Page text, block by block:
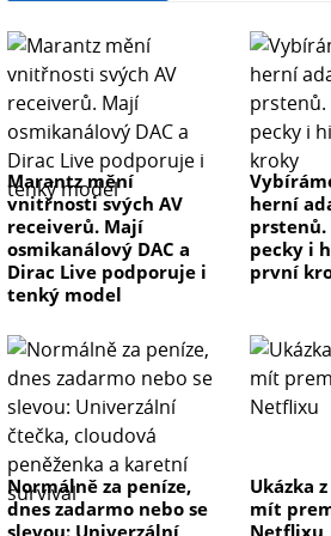
Připojení: 1:
Bluetooth, Type-C
Model:
NIIMBOT B1
Hmotnost:
293g
Vstup:
5VDC, 1A
Způsob tisku:
Marantz mění
vnitřnosti svých AV
receiverů. Mají
osmikanálový DAC a
Dirac Live podporuje i
tenký model
herní
pecky i
první
Normálně za peníze,
dnes zadarmo nebo se
slevou: Univerzální
Ukázka
mít
Netflixu